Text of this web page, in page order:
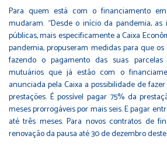
Para quem está com o financiamento
mudaram. “Desde o início da pandemia,
públicas, mais especificamente a Caixa
pandemia, propuseram medidas para que
fazendo o pagamento das suas
mutuários que já estão com o
anunciada pela Caixa a possibilidade de
prestações. É possível pagar 75% da
meses prorrogáveis por mais seis. E pagar
até três meses. Para novos contratos de
renovação da pausa até 30 de dezembro